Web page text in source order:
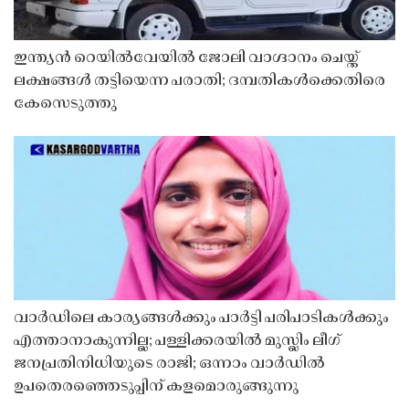
ഇന്ത്യൻ റെയിൽവേയിൽ ജോലി വാഗ്ദാനം ചെയ്ത്
ലക്ഷങ്ങൾ തട്ടിയെന്ന പരാതി; ദമ്പതികൾക്കെതിരെ
കേസെടുത്തു
വാർഡിലെ കാര്യങ്ങൾക്കും പാർട്ടി പരിപാടികൾക്കും
എത്താനാകുന്നില്ല; പള്ളിക്കരയിൽ മുസ്ലിം ലീഗ്
ജനപ്രതിനിധിയുടെ രാജി; ഒന്നാം വാർഡിൽ
ഉപതെരഞ്ഞെടുപ്പിന് കളമൊരുങ്ങുന്നു